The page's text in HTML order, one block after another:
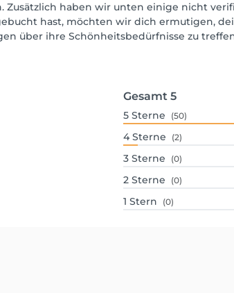
Zusätzlich haben wir unten einige nicht
hast, möchten wir dich ermutigen,
über ihre Schönheitsbedürfnisse zu
Gesamt 5
5 Sterne (50)
4 Sterne (2)
3 Sterne (0)
2 Sterne (0)
1 Stern (0)